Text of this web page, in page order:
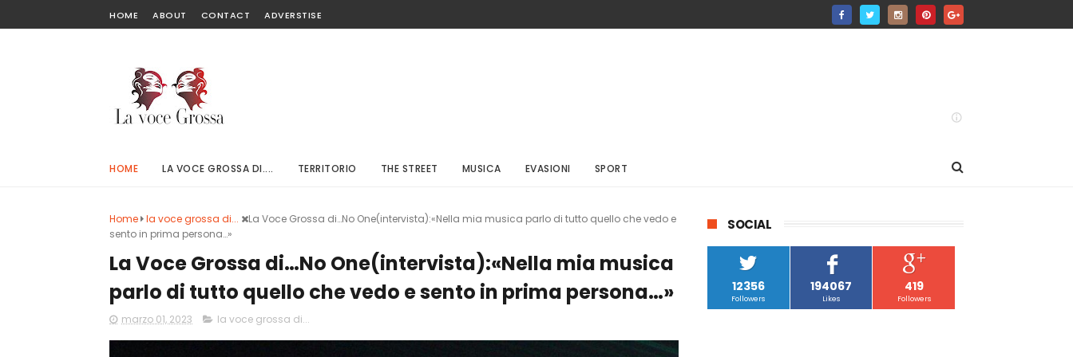
HOME ABOUT CONTACT ADVERSTISE
HOME LA VOCE GROSSA DI.... TERRITORIO THE STREET MUSICA EVASIONI SPORT
Home la voce grossa di...
La Voce Grossa di…No One(intervista):«Nella mia musica parlo di tutto quello che vedo e
sento in prima persona…»
La Voce Grossa di…No One(intervista):«Nella mia musica
parlo di tutto quello che vedo e sento in prima persona…»
marzo 01, 2023 la voce grossa di...
SOCIAL
12356
Followers
194067
Likes
419
Followers